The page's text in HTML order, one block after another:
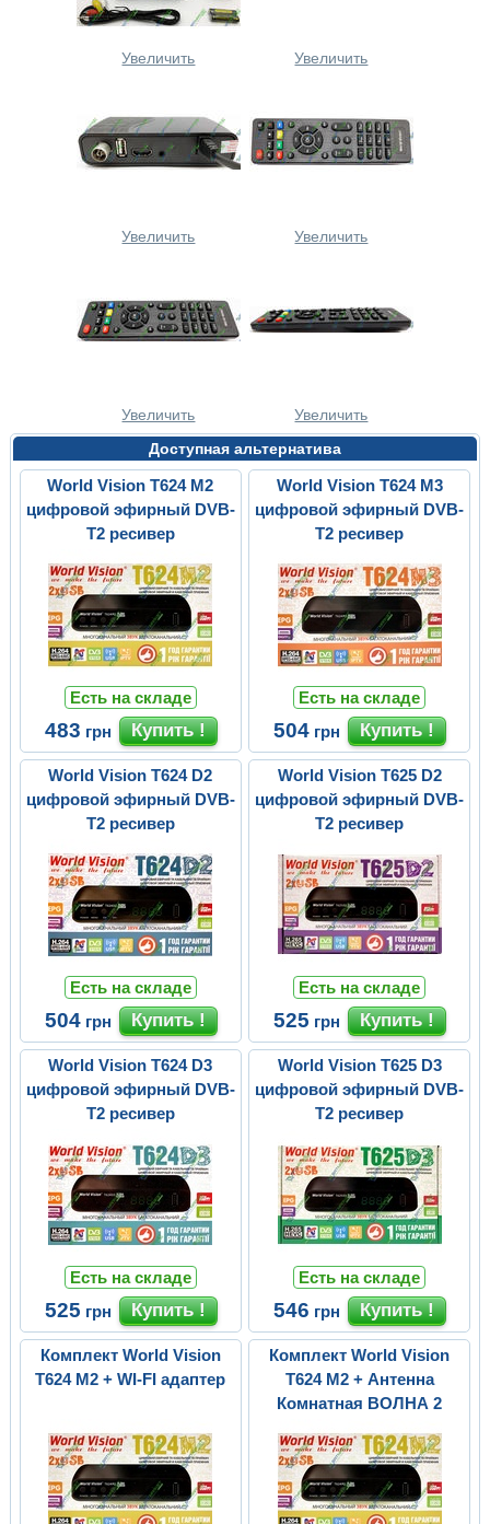
Увеличить Увеличить
Увеличить Увеличить
Увеличить
Увеличить
Доступная альтернатива
World Vision T624 M2
цифровой эфирный DVB-
T2 ресивер
Есть на складе
483 грн
World Vision T624 M3
цифровой эфирный DVB-
T2 ресивер
Есть на складе
504 грн
World Vision T624 D2
цифровой эфирный DVB-
T2 ресивер
Есть на складе
504 грн
World Vision T625 D2
цифровой эфирный DVB-
T2 ресивер
Есть на складе
525 грн
World Vision T624 D3
цифровой эфирный DVB-
T2 ресивер
Есть на складе
525 грн
World Vision T625 D3
цифровой эфирный DVB-
T2 ресивер
Есть на складе
546 грн
Комплект World Vision
T624 M2 + WI-FI адаптер
Комплект World Vision
T624 M2 + Антенна
Комнатная ВОЛНА 2